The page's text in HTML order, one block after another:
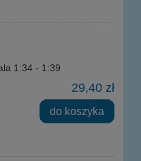
1:34 - 1:39
29,40 zł
do koszyka